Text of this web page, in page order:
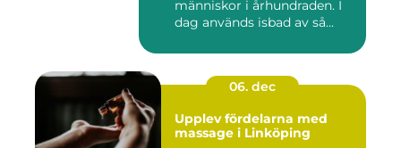
människor i århundraden. I
dag används isbad av så...
06. dec
Upplev fördelarna med
massage i Linköping